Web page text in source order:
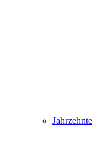
Jahrzehnte